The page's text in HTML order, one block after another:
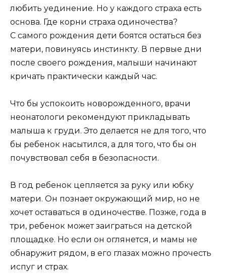
любить уединение. Но у каждого страха есть
основа. Где корни страха одиночества?
С самого рождения дети боятся остаться без
матери, повинуясь инстинкту. В первые дни
после своего рождения, малыши начинают
кричать практически каждый час.
Что бы успокоить новорожденного, врачи
неонатологи рекомендуют прикладывать
малыша к груди. Это делается не для того, что
бы ребенок насытился, а для того, что бы он
почувствовал себя в безопасности.
В год ребенок цепляется за руку или юбку
матери. Он познает окружающий мир, но не
хочет оставаться в одиночестве. Позже, года в
три, ребенок может заиграться на детской
площадке. Но если он оглянется, и мамы не
обнаружит рядом, в его глазах можно прочесть
испуг и страх.